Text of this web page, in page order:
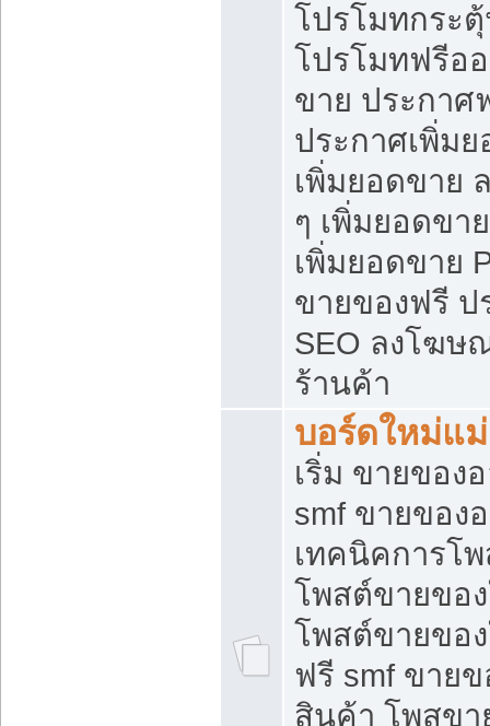
โปรโมทกระ
โปรโมทฟรีอ
ขาย ประกาศ
ประกาศเพิ่ม
เพิ่มยอดขาย
ๆ เพิ่มยอดขา
เพิ่มยอดขาย
ขายของฟรี ป
SEO ลงโฆษ
ร้านค้า
บอร์ดใหม่แ
เริ่ม ขายของ
smf ขายของ
เทคนิคการโ
โพสต์ขายขอ
โพสต์ขายขอ
ฟรี smf ขาย
สินค้า โพสขา